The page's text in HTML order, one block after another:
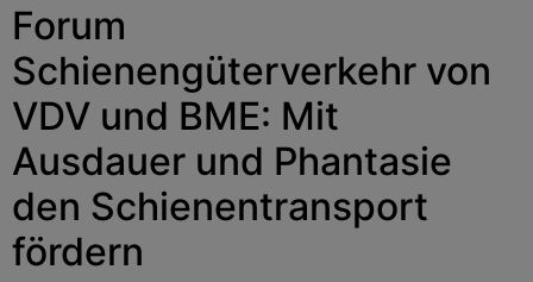
Forum
Schienengüterverkehr von
VDV und BME: Mit
Ausdauer und Phantasie
den Schienentransport
fördern